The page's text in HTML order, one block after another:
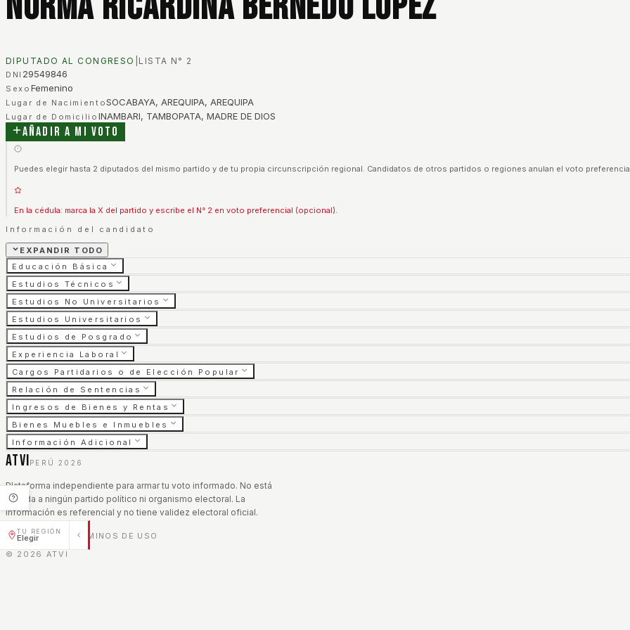
TU REGIÓN
Elegir
DIPUTADO AL CONGRESO LISTA N° 2
DNI 29549846
Sexo Femenino
Lugar de NacimientoSOCABAYA, AREQUIPA, AREQUIPA
Lugar de Domicilio INAMBARI, TAMBOPATA, MADRE DE DIOS
Añadir a mi voto
Puedes elegir hasta 2 diputados del mismo partido y de tu propia circunscripción regional. Candidatos de otros partidos o regiones anulan el voto
En la cédula: marca la X del partido y escribe el N° 2 en voto preferencial (opcional).
Información del candidato
EXPANDIR TODO
Educación Básica
Estudios Técnicos
Estudios No Universitarios
Estudios Universitarios
Estudios de Posgrado
Experiencia Laboral
Cargos Partidarios o de Elección Popular
Relación de Sentencias
Ingresos de Bienes y Rentas
Bienes Muebles e Inmuebles
Información Adicional
ATVI PERÚ 2026
Plataforma independiente para armar tu voto informado. No está
afiliada a ningún partido político ni organismo electoral. La
información es referencial y no tiene validez electoral oficial.
AVISO LEGAL
TÉRMINOS DE USO
© 2026 ATVI